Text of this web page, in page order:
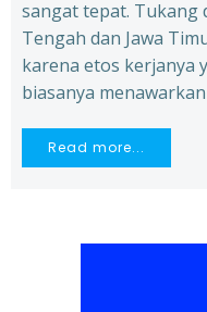
sangat tepat. Tukang
Tengah dan Jawa
karena etos kerjanya
biasanya
Read more...